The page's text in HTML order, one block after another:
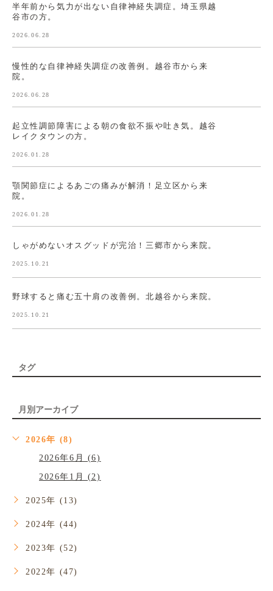
半年前から気力が出ない自律神経失調症。埼玉県越
谷市の方。
2026.06.28
慢性的な自律神経失調症の改善例。越谷市から来
院。
2026.06.28
起立性調節障害による朝の食欲不振や吐き気。越谷
レイクタウンの方。
2026.01.28
顎関節症によるあごの痛みが解消！足立区から来
院。
2026.01.28
しゃがめないオスグッドが完治！三郷市から来院。
2025.10.21
野球すると痛む五十肩の改善例。北越谷から来院。
2025.10.21
タグ
月別アーカイブ
2026年 (8)
2026年6月 (6)
2026年1月 (2)
2025年 (13)
2024年 (44)
2023年 (52)
2022年 (47)